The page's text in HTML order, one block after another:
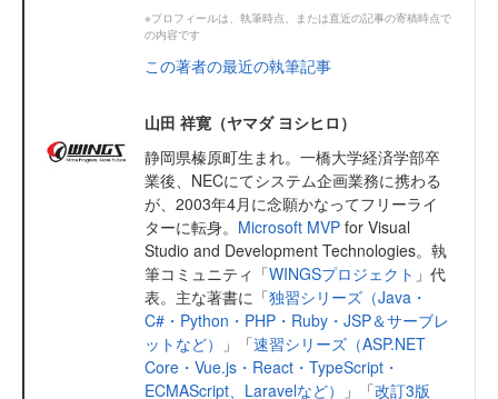
※プロフィールは、執筆時点、または直近の記事の寄稿時点で
の内容です
この著者の最近の執筆記事
山田 祥寛（ヤマダ ヨシヒロ）
静岡県榛原町生まれ。一橋大学経済学部卒
業後、NECにてシステム企画業務に携わる
が、2003年4月に念願かなってフリーライ
ターに転身。 Microsoft MVP for Visual
Studio and Development Technologies。執
筆コミュニティ「WINGSプロジェクト 」代
表。主な著書に「独習シリーズ（Java・
C#・Python・PHP・Ruby・JSP＆サーブレ
ットなど）
」「速習シリーズ（ASP.NET
Core・Vue.js・React・TypeScript・
ECMAScript、Laravelなど）
」「改訂3版